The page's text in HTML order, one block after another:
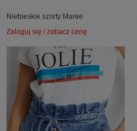
Niebieskie szorty Maree
Zaloguj się i zobacz cenę